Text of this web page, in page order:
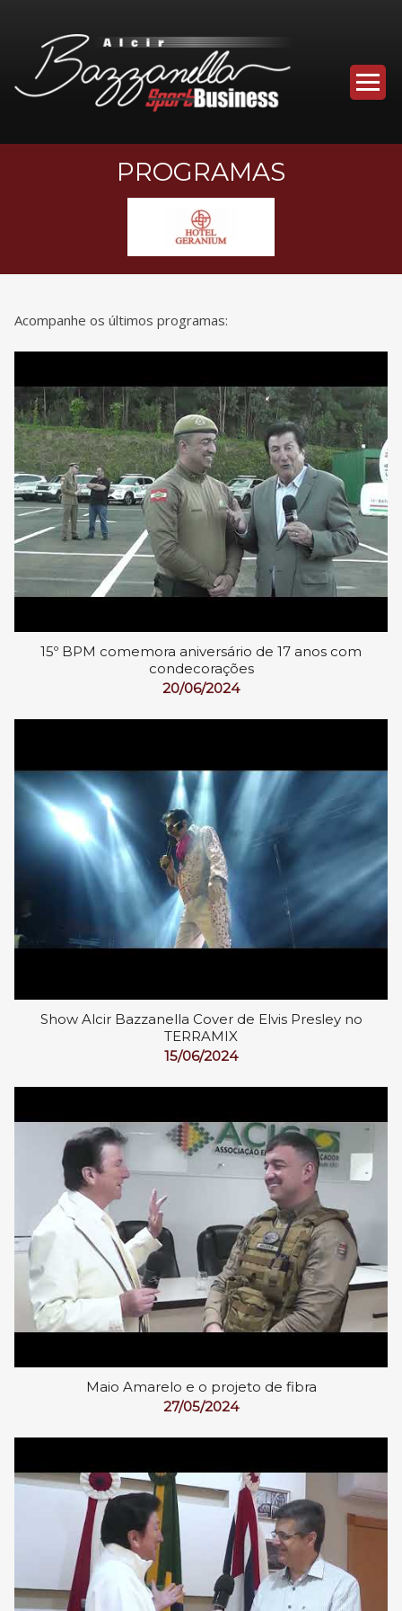
PROGRAMAS
Acompanhe os últimos programas:
15º BPM comemora aniversário de 17 anos com
condecorações
20/06/2024
Show Alcir Bazzanella Cover de Elvis Presley no
TERRAMIX
15/06/2024
Maio Amarelo e o projeto de fibra
27/05/2024